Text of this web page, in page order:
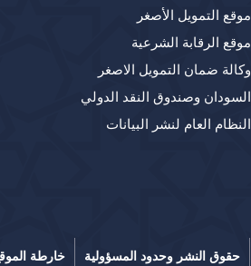
موقع التمويل الأصغر
موقع الرقابة الشرعية
وكالة ضمان التمويل الاصغر
السودان وصندوق النقد الدولي
النظام العام لنشر البيانات
خارطة حقوق النشر وحدود المسؤولية